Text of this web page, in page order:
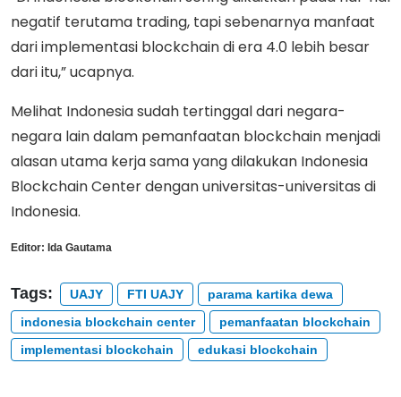
negatif terutama trading, tapi sebenarnya manfaat
dari implementasi blockchain di era 4.0 lebih besar
dari itu,” ucapnya.
Melihat Indonesia sudah tertinggal dari negara-
negara lain dalam pemanfaatan blockchain menjadi
alasan utama kerja sama yang dilakukan Indonesia
Blockchain Center dengan universitas-universitas di
Indonesia.
Editor: Ida Gautama
Tags: UAJY FTI UAJY
parama kartika dewa
indonesia blockchain center
pemanfaatan blockchain
implementasi blockchain
edukasi blockchain